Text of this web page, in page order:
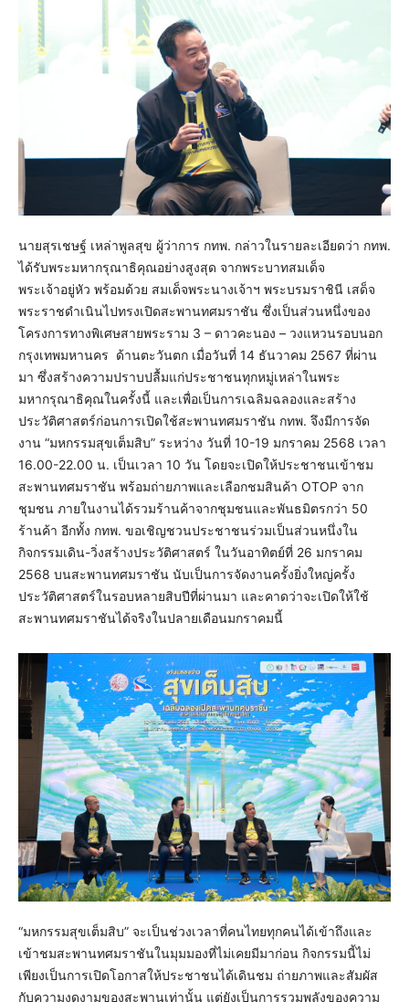
นายสุรเชษฐ์ เหล่าพูลสุข ผู้ว่าการ กทพ. กล่าวในรายละเอียดว่า กทพ.
ได้รับพระมหากรุณาธิคุณอย่างสูงสุด จากพระบาทสมเด็จ
พระเจ้าอยู่หัว พร้อมด้วย สมเด็จพระนางเจ้าฯ พระบรมราชินี เสด็จ
พระราชดำเนินไปทรงเปิดสะพานทศมราชัน ซึ่งเป็นส่วนหนึ่งของ
โครงการทางพิเศษสายพระราม 3 – ดาวคะนอง – วงแหวนรอบนอก
กรุงเทพมหานคร ด้านตะวันตก เมื่อวันที่ 14 ธันวาคม 2567 ที่ผ่าน
มา ซึ่งสร้างความปราบปลื้มแก่ประชาชนทุกหมู่เหล่าในพระ
มหากรุณาธิคุณในครั้งนี้ และเพื่อเป็นการเฉลิมฉลองและสร้าง
ประวัติศาสตร์ก่อนการเปิดใช้สะพานทศมราชัน กทพ. จึงมีการจัด
งาน “มหกรรมสุขเต็มสิบ” ระหว่าง วันที่ 10-19 มกราคม 2568 เวลา
16.00-22.00 น. เป็นเวลา 10 วัน โดยจะเปิดให้ประชาชนเข้าชม
สะพานทศมราชัน พร้อมถ่ายภาพและเลือกชมสินค้า OTOP จาก
ชุมชน ภายในงานได้รวมร้านค้าจากชุมชนและพันธมิตรกว่า 50
ร้านค้า อีกทั้ง กทพ. ขอเชิญชวนประชาชนร่วมเป็นส่วนหนึ่งใน
กิจกรรมเดิน-วิ่งสร้างประวัติศาสตร์ ในวันอาทิตย์ที่ 26 มกราคม
2568 บนสะพานทศมราชัน นับเป็นการจัดงานครั้งยิ่งใหญ่ครั้ง
ประวัติศาสตร์ในรอบหลายสิบปีที่ผ่านมา และคาดว่าจะเปิดให้ใช้
สะพานทศมราชันได้จริงในปลายเดือนมกราคมนี้
“มหกรรมสุขเต็มสิบ” จะเป็นช่วงเวลาที่คนไทยทุกคนได้เข้าถึงและ
เข้าชมสะพานทศมราชันในมุมมองที่ไม่เคยมีมาก่อน กิจกรรมนี้ไม่
เพียงเป็นการเปิดโอกาสให้ประชาชนได้เดินชม ถ่ายภาพและสัมผัส
กับความงดงามของสะพานเท่านั้น แต่ยังเป็นการรวมพลังของความ